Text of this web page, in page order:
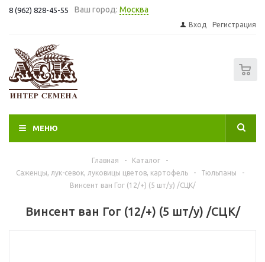
8 (962) 828-45-55 Ваш город: Москва
Вход Регистрация
МЕНЮ
Главная - Каталог
-
Саженцы, лук-севок, луковицы цветов, картофель
- Тюльпаны
-
Винсент ван Гог (12/+) (5 шт/у) /СЦК/
Винсент ван Гог (12/+) (5 шт/у) /СЦК/